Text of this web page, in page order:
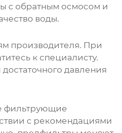
с обратным осмосом и
воды.
производителя. При
к специалисту.
давления
фильтрующие
с рекомендациями